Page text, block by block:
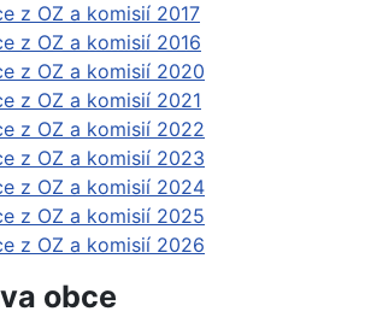
z OZ a komisií 2017
z OZ a komisií 2016
z OZ a komisií 2020
z OZ a komisií 2021
z OZ a komisií 2022
z OZ a komisií 2023
z OZ a komisií 2024
z OZ a komisií 2025
z OZ a komisií 2026
obce